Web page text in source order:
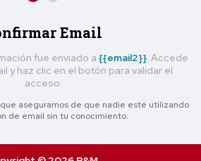
Email
fue enviado a {{email2}} . Accede
y haz clic en el botón para validar el
acceso.
asegurarnos de que nadie esté utilizando
de email sin tu conocimiento.